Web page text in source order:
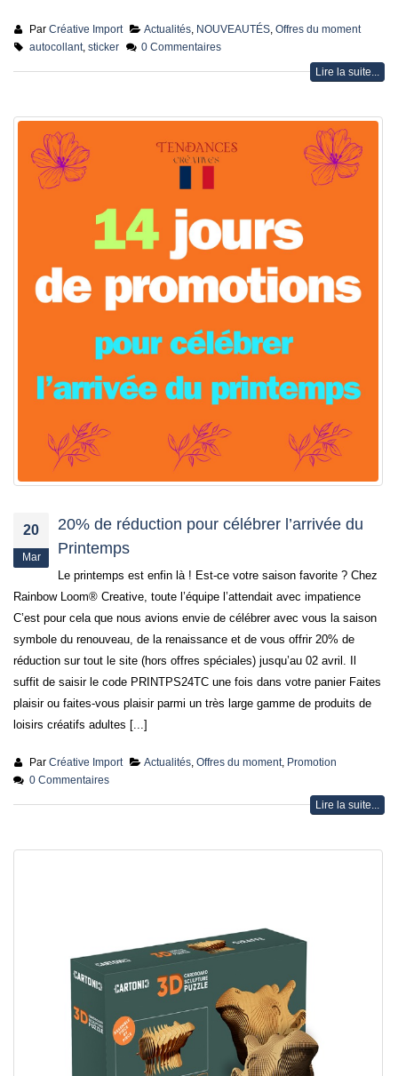
Par Créative Import Actualités NOUVEAUTÉS ,Offres du moment
autocollant, sticker 0 Commentaires
Lire la suite...
20
Mar
20% de réduction pour célébrer l’arrivée du
Printemps
Le printemps est enfin là ! Est-ce votre saison favorite ? Chez
Rainbow Loom® Creative, toute l’équipe l’attendait avec impatience
C’est pour cela que nous avions envie de célébrer avec vous la saison
symbole du renouveau, de la renaissance et de vous offrir 20% de
réduction sur tout le site (hors offres spéciales) jusqu’au 02 avril. Il
suffit de saisir le code PRINTPS24TC une fois dans votre panier Faites
plaisir ou faites-vous plaisir parmi un très large gamme de produits de
loisirs créatifs adultes [...]
Par Créative Import Actualités ,Offres du moment, Promotion
0 Commentaires
Lire la suite...